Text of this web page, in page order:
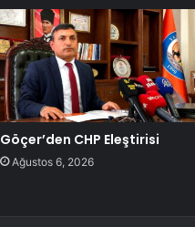
Göçer’den CHP Eleştirisi
Ağustos 6, 2026